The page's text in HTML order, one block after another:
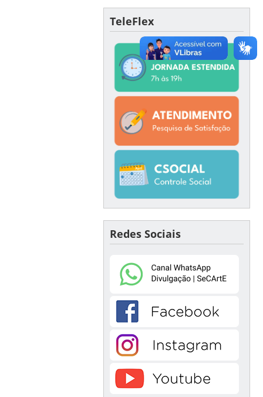
TeleFlex
Redes Sociais